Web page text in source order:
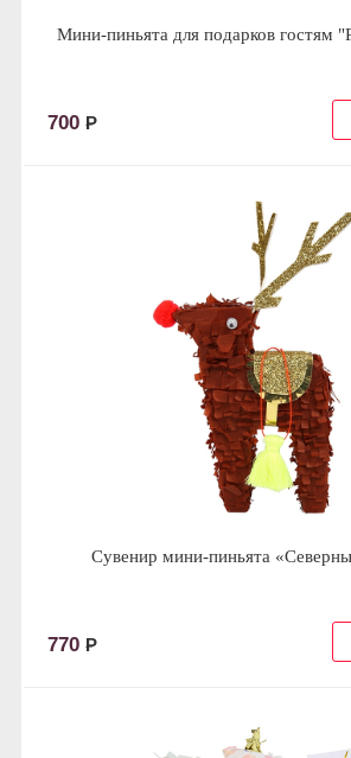
Мини-пиньята для подарков гостям
700 Р
Сувенир мини-пиньята
770 Р